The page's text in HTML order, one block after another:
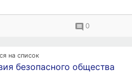
0
на список
безопасного общества